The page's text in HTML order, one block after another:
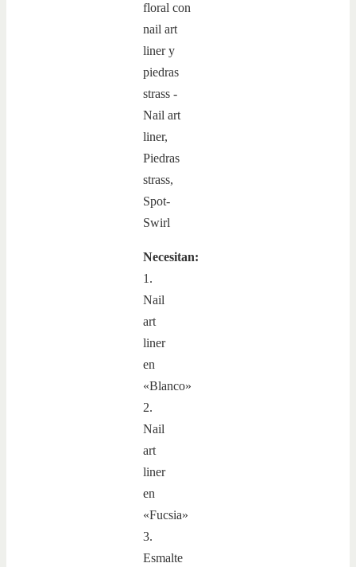
Necesitan:
1.
Nail
art
liner
en
«Blanco»
2.
Nail
art
liner
en
«Fucsia»
3.
Esmalte